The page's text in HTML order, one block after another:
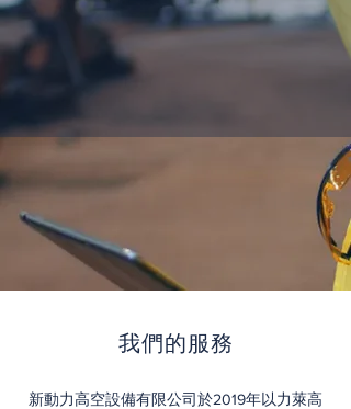
我們的服務
新動力高空設備有限公司於2019年以力萊高